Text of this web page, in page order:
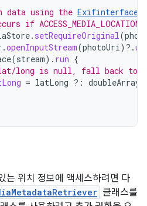
data using the Exifinterface
if
. setRequireOriginal(
.openInputStream(photoUri) ?.
(stream). run {
long is null, fall back to
= latLong ?:
는 위치 정보에 액세스하려면 다
클래스를